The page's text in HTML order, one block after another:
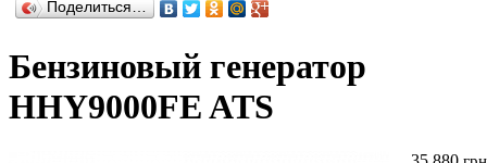
Поделиться…
Бензиновый генератор
HHY9000FE ATS